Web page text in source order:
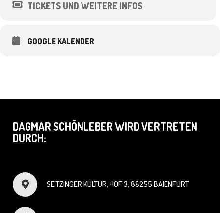
TICKETS UND WEITERE INFOS
GOOGLE KALENDER
DAGMAR SCHÖNLEBER WIRD VERTRETEN
DURCH:
SEITZINGER KULTUR, HOF 3, 88255 BAIENFURT